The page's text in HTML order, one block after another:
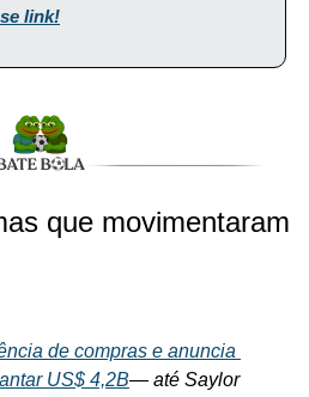
link!
que movimentaram
de compras e anuncia
US$ 4,2B— até Saylor